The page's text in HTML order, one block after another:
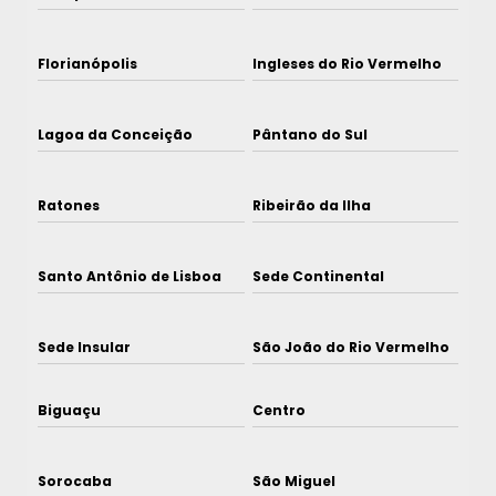
Florianópolis Ingleses do Rio Vermelho
Lagoa da Conceição Pântano do Sul
Ratones Ribeirão da Ilha
Santo Antônio de Lisboa Sede Continental
Sede Insular São João do Rio Vermelho
Biguaçu Centro
Sorocaba São Miguel